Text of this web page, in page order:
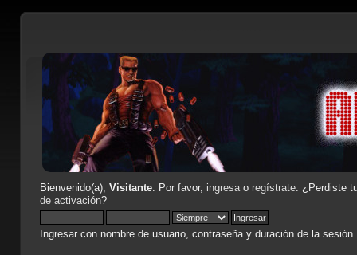
Bienvenido(a), Visitante. Por favor, ingresao regístrate. ¿Perdiste
de activación?
Ingresar con nombre de usuario, contraseña y duración de la sesión